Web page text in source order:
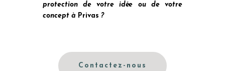
protection de votre idée ou de votre
concept à Privas ?
Contactez-nous